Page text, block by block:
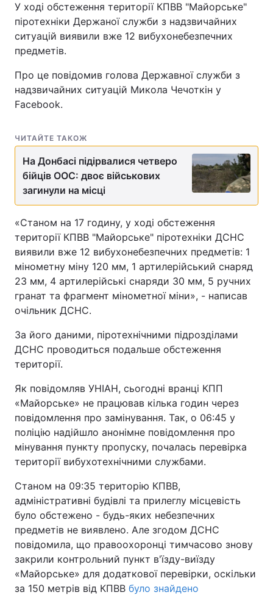
У ході обстеження території КПВВ "Майорське"
піротехніки Держаної служби з надзвичайних
ситуацій виявили вже 12 вибухонебезпечних
предметів.
Про це повідомив голова Державної служби з
надзвичайних ситуацій Микола Чечоткін у
Facebook.
ЧИТАЙТЕ ТАКОЖ
На Донбасі підірвалися четверо
бійців ООС: двоє військових
загинули на місці
«Станом на 17 годину, у ході обстеження
території КПВВ "Майорське" піротехніки ДСНС
виявили вже 12 вибухонебезпечних предметів: 1
мінометну міну 120 мм, 1 артилерійський снаряд
23 мм, 4 артилерійські снаряди 30 мм, 5 ручних
гранат та фрагмент мінометної міни», - написав
очільник ДСНС.
За його даними, піротехнічними підрозділами
ДСНС проводиться подальше обстеження
території.
Як повідомляв УНІАН, сьогодні вранці КПП
«Майорське» не працював кілька годин через
повідомлення про замінування. Так, о 06:45 у
поліцію надійшло анонімне повідомлення про
мінування пункту пропуску, почалась перевірка
території вибухотехнічними службами.
Станом на 09:35 територію КПВВ,
адміністративні будівлі та прилеглу місцевість
було обстежено - будь-яких небезпечних
предметів не виявлено. Але згодом ДСНС
повідомила, що правоохоронці тимчасово знову
закрили контрольний пункт в'їзду-виїзду
«Майорське» для додаткової перевірки, оскільки
за 150 метрів від КПВВ було знайдено